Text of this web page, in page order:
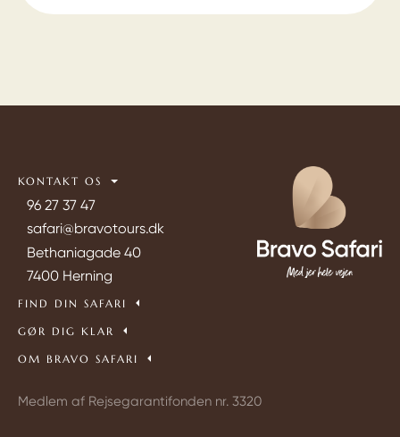
KONTAKT OS
96 27 37 47
safari@bravotours.dk
Bethaniagade 40
7400 Herning
FIND DIN SAFARI
GØR DIG KLAR
OM BRAVO SAFARI
Medlem af Rejsegarantifonden nr. 3320